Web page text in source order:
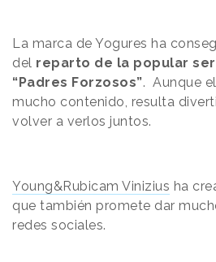
La marca de Yogures ha
del reparto de la popular
“Padres Forzosos”. Aunque
mucho contenido, resulta
volver a verlos juntos.
Young&Rubicam Vinizius ha
que también promete dar
redes sociales.